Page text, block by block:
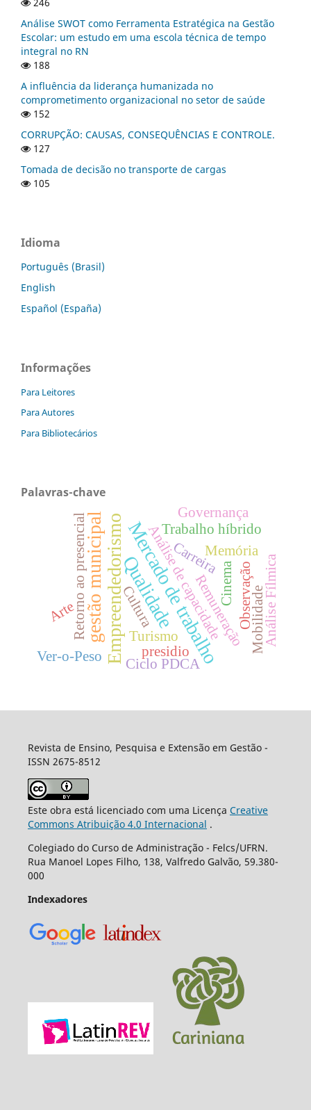
Análise SWOT como Ferramenta Estratégica na Gestão
Escolar: um estudo em uma escola técnica de tempo
integral no RN
188
A influência da liderança humanizada no
comprometimento organizacional no setor de saúde
152
CORRUPÇÃO: CAUSAS, CONSEQUÊNCIAS E CONTROLE.
127
Tomada de decisão no transporte de cargas
105
Idioma
Português (Brasil)
English
Español (España)
Informações
Para Leitores
Para Autores
Para Bibliotecários
Palavras-chave
Qualidade
Mercado de trabalho
Empreendedorismo
gestão municipal
Ciclo PDCA
Análise de capacidade
Carreira
RemuneraçãoObservação
Cultura
Memória
Turismo
Ver-o-Peso
Trabalho híbrido
Retorno ao presencial Mobilidade
Governança
presidio
Análise Fílmica
Arte
Cinema
Revista de Ensino, Pesquisa e Extensão em Gestão -
ISSN 2675-8512
Este obra está licenciado com uma Licença Creative
Commons Atribuição 4.0 Internacional .
Colegiado do Curso de Administração - Felcs/UFRN.
Rua Manoel Lopes Filho, 138, Valfredo Galvão, 59.380-
000
Indexadores